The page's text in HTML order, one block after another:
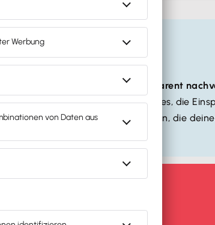
dem Steuerjahr 2022 berücksichtigt
Denn mit ihm lässt sich transparent
nach KUG-Zahlungen ermöglicht es, die
weitere Rechner, Planer und Tools
an, die